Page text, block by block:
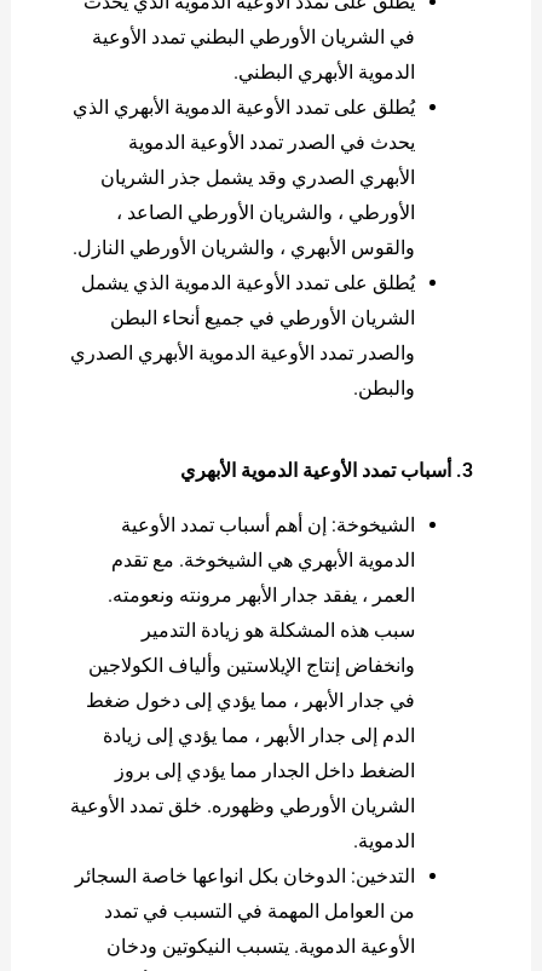
في الشريان الأورطي البطني تمدد الأوعية
الدموية الأبهري البطني.
يُطلق على تمدد الأوعية الدموية الأبهري الذي
يحدث في الصدر تمدد الأوعية الدموية
الأبهري الصدري وقد يشمل جذر الشريان
الأورطي ، والشريان الأورطي الصاعد ،
والقوس الأبهري ، والشريان الأورطي النازل.
يُطلق على تمدد الأوعية الدموية الذي يشمل
الشريان الأورطي في جميع أنحاء البطن
والصدر تمدد الأوعية الدموية الأبهري الصدري
والبطن.
3. أسباب تمدد الأوعية الدموية الأبهري
الشيخوخة: إن أهم أسباب تمدد الأوعية
الدموية الأبهري هي الشيخوخة. مع تقدم
العمر ، يفقد جدار الأبهر مرونته ونعومته.
سبب هذه المشكلة هو زيادة التدمير
وانخفاض إنتاج الإيلاستين وألياف الكولاجين
في جدار الأبهر ، مما يؤدي إلى دخول ضغط
الدم إلى جدار الأبهر ، مما يؤدي إلى زيادة
الضغط داخل الجدار مما يؤدي إلى بروز
الشريان الأورطي وظهوره. خلق تمدد الأوعية
الدموية.
التدخين: الدوخان بكل انواعها خاصة السجائر
من العوامل المهمة في التسبب في تمدد
الأوعية الدموية. يتسبب النيكوتين ودخان